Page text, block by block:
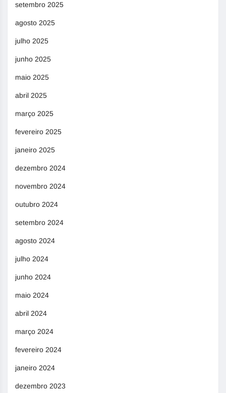
setembro 2025
agosto 2025
julho 2025
junho 2025
maio 2025
abril 2025
março 2025
fevereiro 2025
janeiro 2025
dezembro 2024
novembro 2024
outubro 2024
setembro 2024
agosto 2024
julho 2024
junho 2024
maio 2024
abril 2024
março 2024
fevereiro 2024
janeiro 2024
dezembro 2023